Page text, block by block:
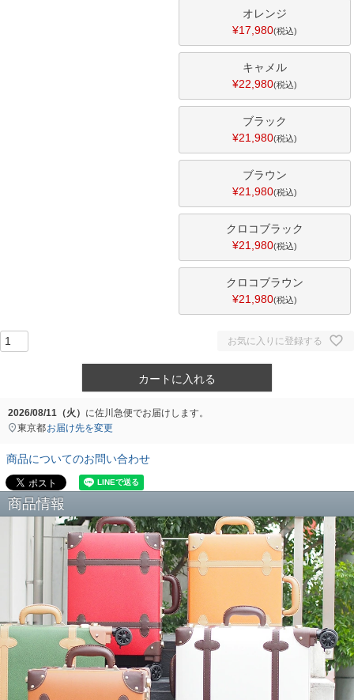
オレンジ
¥17,980 税込
キャメル
¥22,980 税込
ブラック
¥21,980 税込
ブラウン
¥21,980 税込
クロコブラック
¥21,980 税込
クロコブラウン
¥21,980 税込
お気に入りに登録する
カートに入れる
2026/08/11（火） に佐川急便でお届けします。
東京都お届け先を変更
商品についてのお問い合わせ
商品情報